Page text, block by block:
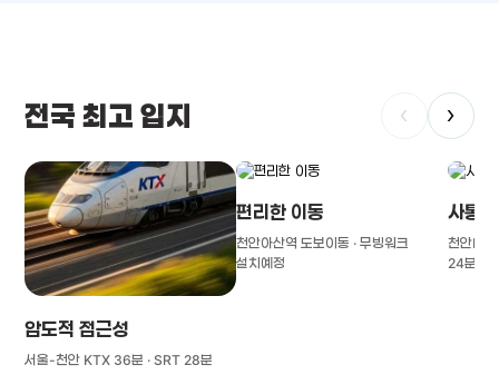
전국 최고 입지 ‹ ›
압도적 접근성
서울-천안 KTX 36분 · SRT 28분
편리한 이동
천안아산역 도보이동 · 무빙워크
설치예정
사통
천안IC(
24분